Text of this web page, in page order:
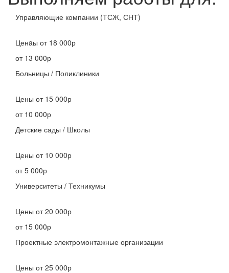
Управляющие компании (ТСЖ, СНТ)
Ценaы от 18 000р
от 13 000р
Больницы / Поликлиники
Цены от 15 000р
от 10 000р
Детские сады / Школы
Цены от 10 000р
от 5 000р
Университеты / Техникумы
Цены от 20 000р
от 15 000р
Проектные электромонтажные организации
Цены от 25 000р